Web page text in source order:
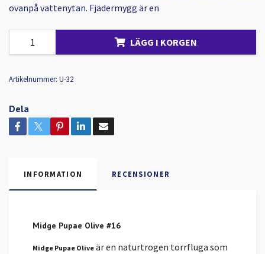
ovanpå vattenytan. Fjädermygg är en
LÄGG I KORGEN
Artikelnummer: U-32
Dela
INFORMATION RECENSIONER
Midge Pupae Olive #16
Midge Pupae Olive är en naturtrogen torrfluga som